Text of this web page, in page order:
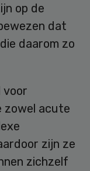
op de
dat
daarom zo
voor
zowel acute
zijn ze
zichzelf